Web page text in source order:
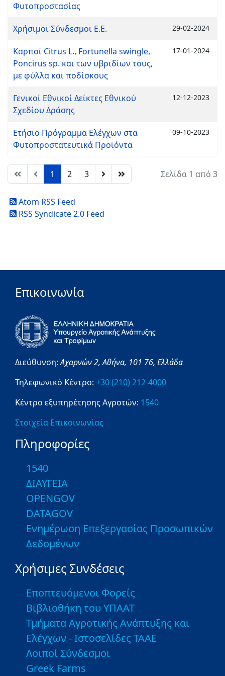
Φυτοπροστασίας
Χρήσιμοι Σύνδεσμοι Ε.Ε. 29-02-2024
Καρποί Citrus L., Fortunella swingle,
Poncirus sp. και των υβριδίων τους,
με φύλλα και ποδίσκους
17-01-2024
Γενικοί Εθνικοί Δείκτες Εθνικού
Σχεδίου Δράσης
12-12-2023
Ετήσιο Πρόγραμμα Ελέγχων στα
Φυτοπροστατευτικά Προϊόντα
09-10-2023
1 2 3 Σελίδα 1 από 3
Atom RSS Feed
RSS Syndicate 2.0 Feed
Επικοινωνία
Διεύθυνση:Αχαρνών 2,Αθήνα, 101 76, Ελλάδα
Τηλεφωνικό Κέντρο: +30 (210) 212-4000
Κέντρο εξυπηρέτησης Αγροτών: 1540
Στοιχεία Επικοινωνίας
Πληροφορίες
1540
ΔΙΑΥΓΕΙΑ
OPENGOV
DATAGOV
Ενημέρωση Επεξεργασίας Προσωπικών
Δεδομένων
Χρήσιμες Συνδέσεις
Εποπτευόμενοι Φορείς
Βιβλιοθήκη του ΥΠΑΑΤ
Τμήματα Αγροτικής Ανάπτυξης και
Ελέγχων - Ιστοσελίδες ΤΑΑΕ
Λοιποί Σύνδεσμοι
Greek Farms